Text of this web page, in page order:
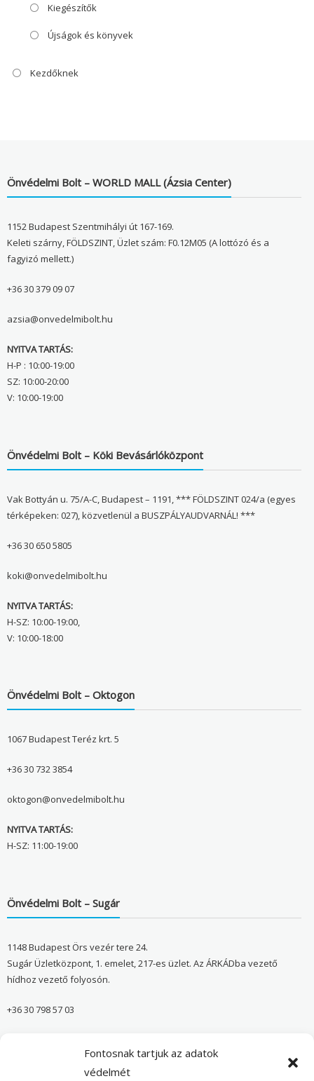
Fontosnak tartjuk az adatok
védelmét
Kiegészítők
Újságok és könyvek
Kezdőknek
Önvédelmi Bolt – WORLD MALL (Ázsia Center)
1152 Budapest Szentmihályi út 167-169.
Keleti szárny, FÖLDSZINT, Üzlet szám: F0.12M05 (A lottózó és a
fagyizó mellett.)
+36 30 379 09 07
azsia@onvedelmibolt.hu
NYITVA TARTÁS:
H-P : 10:00-19:00
SZ: 10:00-20:00
V: 10:00-19:00
Önvédelmi Bolt – Köki Bevásárlóközpont
Vak Bottyán u. 75/A-C, Budapest – 1191, *** FÖLDSZINT 024/a (egyes
térképeken: 027), közvetlenül a BUSZPÁLYAUDVARNÁL! ***
+36 30 650 5805
koki@onvedelmibolt.hu
NYITVA TARTÁS:
H-SZ: 10:00-19:00,
V: 10:00-18:00
Önvédelmi Bolt – Oktogon
1067 Budapest Teréz krt. 5
+36 30 732 3854
oktogon@onvedelmibolt.hu
NYITVA TARTÁS:
H-SZ: 11:00-19:00
Önvédelmi Bolt – Sugár
1148 Budapest Örs vezér tere 24.
Sugár Üzletközpont, 1. emelet, 217-es üzlet. Az ÁRKÁDba vezető
hídhoz vezető folyosón.
+36 30 798 57 03